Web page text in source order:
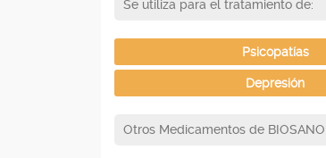
Se utiliza para el tratamiento de:
Psicopatías
Depresión
Otros Medicamentos de BIOSANO